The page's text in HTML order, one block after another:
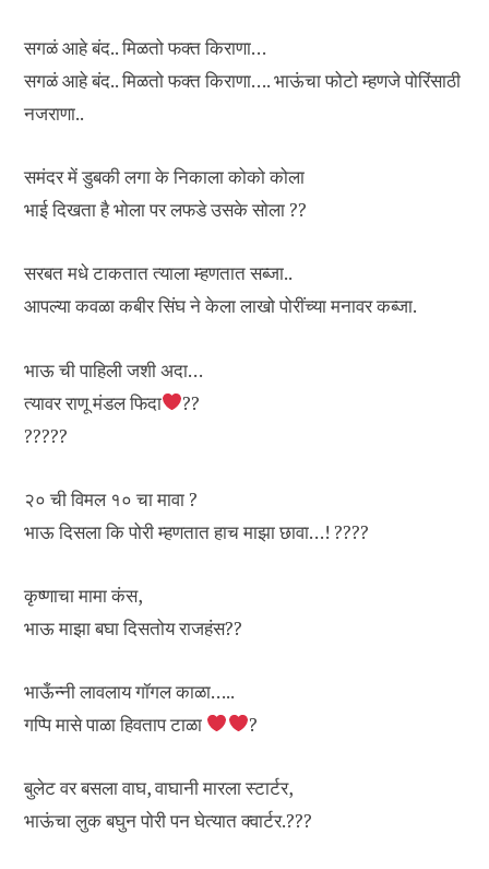
सगळं आहे बंद.. मिळतो फक्त किराणा…
सगळं आहे बंद.. मिळतो फक्त किराणा…. भाऊंचा फोटो म्हणजे पोरिंसाठी
नजराणा..
समंदर में डुबकी लगा के निकाला कोको कोला
भाई दिखता है भोला पर लफडे उसके सोला ??
सरबत मधे टाकतात त्याला म्हणतात सब्जा..
आपल्या कवळा कबीर सिंघ ने केला लाखो पोरींच्या मनावर कब्जा.
भाऊ ची पाहिली जशी अदा…
त्यावर राणू मंडल फिदा
??
?????
२० ची विमल १० चा मावा ?
भाऊ दिसला कि पोरी म्हणतात हाच माझा छावा…! ????
कृष्णाचा मामा कंस,
भाऊ माझा बघा दिसतोय राजहंस??
भाऊँन्नी लावलाय गॉगल काळा…..
गप्पि मासे पाळा हिवताप टाळा
?
बुलेट वर बसला वाघ, वाघानी मारला स्टार्टर,
भाऊंचा लुक बघुन पोरी पन घेत्यात क्वार्टर.???